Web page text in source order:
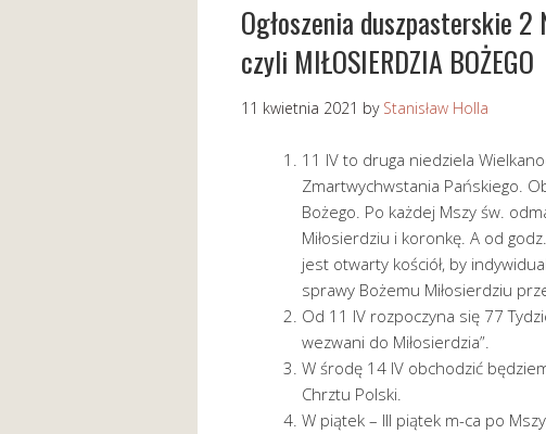
Ogłoszenia duszpasterskie 2
czyli MIŁOSIERDZIA BOŻEGO
11 kwietnia 2021 by Stanisław Holla
11 IV to druga niedziela
Zmartwychwstania Pańskiego.
Bożego. Po każdej Mszy św.
Miłosierdziu i koronkę. A od
jest otwarty kościół, by
sprawy Bożemu Miłosierdziu
Od 11 IV rozpoczyna się 77
wezwani do Miłosierdzia”.
W środę 14 IV obchodzić
Chrztu Polski.
W piątek – III piątek m-ca po